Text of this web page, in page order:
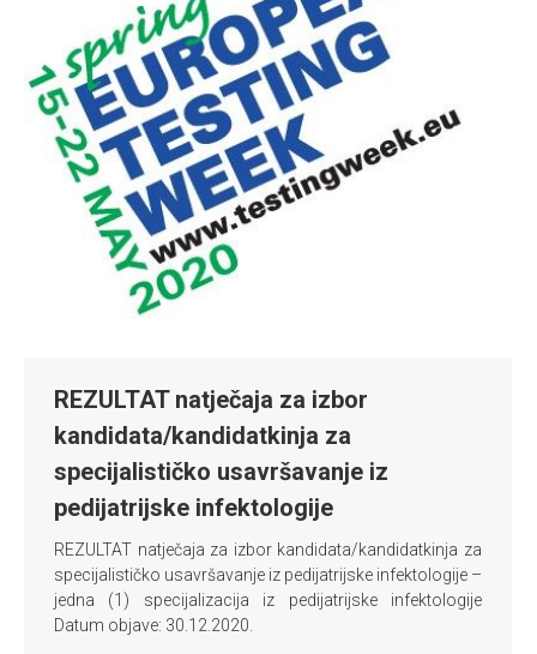
REZULTAT natječaja za izbor
kandidata/kandidatkinja za
specijalističko usavršavanje iz
pedijatrijske infektologije
REZULTAT natječaja za izbor kandidata/kandidatkinja za
specijalističko usavršavanje iz pedijatrijske infektologije –
jedna (1) specijalizacija iz pedijatrijske infektologije
Datum objave: 30.12.2020.